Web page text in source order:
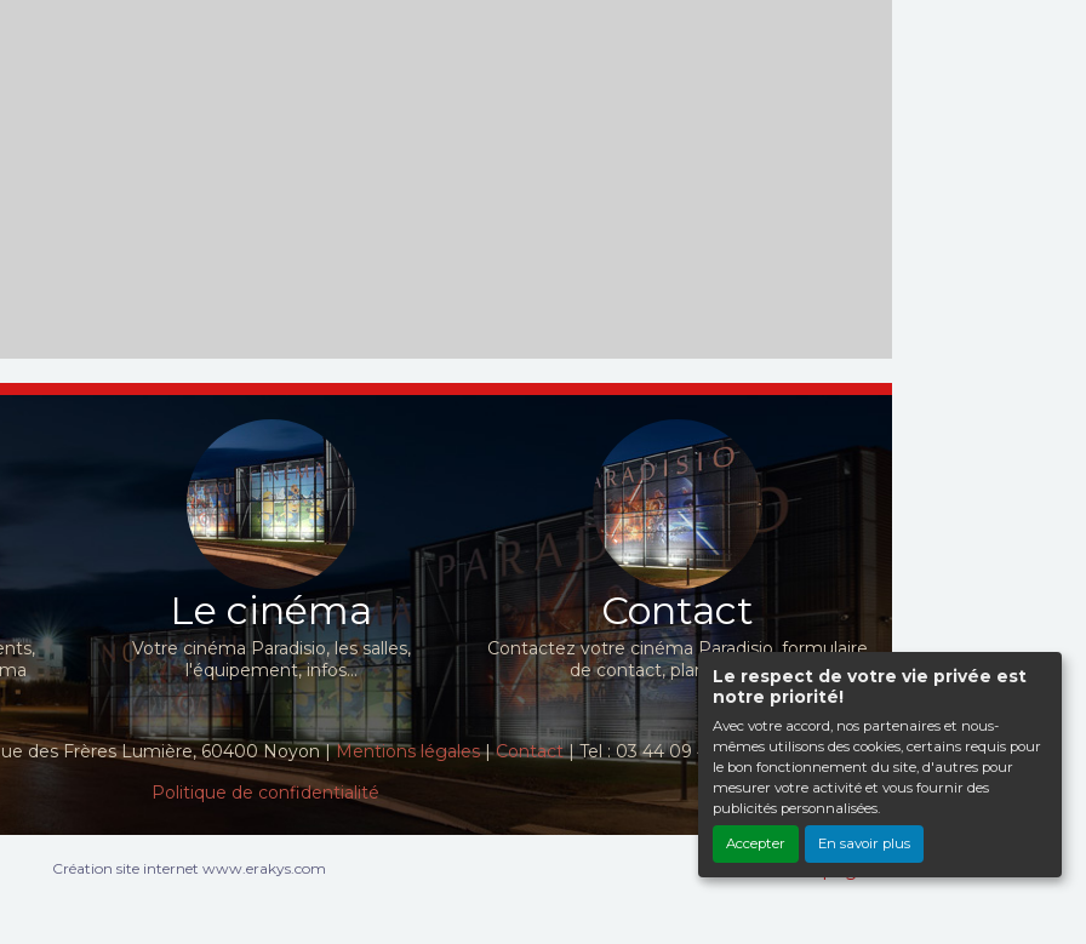
Le respect de votre vie privée est
notre priorité!
Avec votre accord, nos partenaires et nous-
mêmes utilisons des cookies, certains requis pour
le bon fonctionnement du site, d'autres pour
mesurer votre activité et vous fournir des
publicités personnalisées.
Accepter En savoir plus
Le cinéma
Votre cinéma Paradisio, les salles,
l'équipement, infos...
Contact
Contactez votre cinéma Paradisio, formulaire
de contact, plan d'accès...
des Frères Lumière, 60400 Noyon |Mentions légales|Contact| Tel : 03 44 09 41 98
Politique de confidentialité
Haut de page
Création site internet www.erakys.com